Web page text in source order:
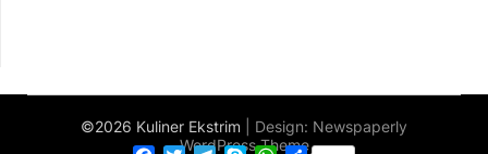
©2026 Kuliner Ekstrim | Design: Newspaperly
WordPress Theme